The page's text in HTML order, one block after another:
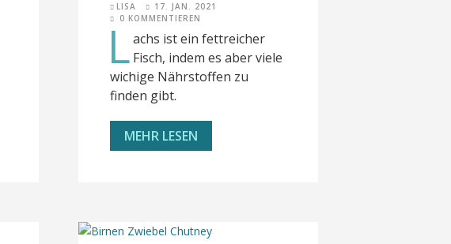
LISA
17. JAN. 2021
0 KOMMENTIEREN
Lachs ist ein fettreicher
Fisch, indem es aber viele
wichige Nährstoffen zu
finden gibt.
MEHR LESEN